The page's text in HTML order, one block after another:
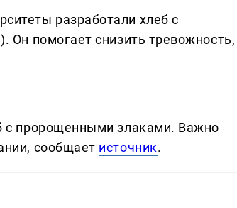
разработали хлеб с
Он помогает снизить тревожность,
с пророщенными злаками. Важно
сообщает источник.